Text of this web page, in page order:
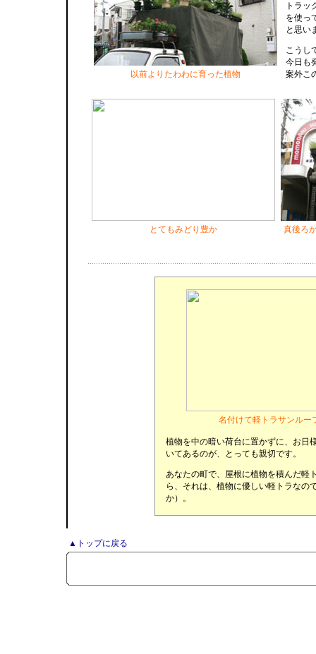
以前よりたわわに育った植物
トラッ
を使っ
と思い
こうし
今日も
案外こ
とてもみどり豊か 真後ろ
名付けて軽トラサンル
植物を中の暗い荷台に置かずに、お日
いてあるのが、とっても親切です。
あなたの町で、屋根に植物を積んだ軽
ら、それは、植物に優しい軽トラなの
か）。
▲トップに戻る